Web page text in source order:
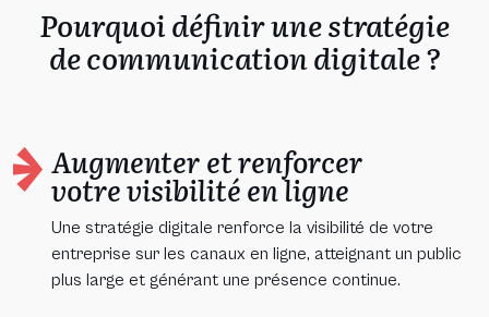
Pourquoi définir une stratégie
de communication digitale ?
Augmenter et renforcer
votre visibilité en ligne
Une stratégie digitale renforce la visibilité de votre
entreprise sur les canaux en ligne, atteignant un public
plus large et générant une présence continue.